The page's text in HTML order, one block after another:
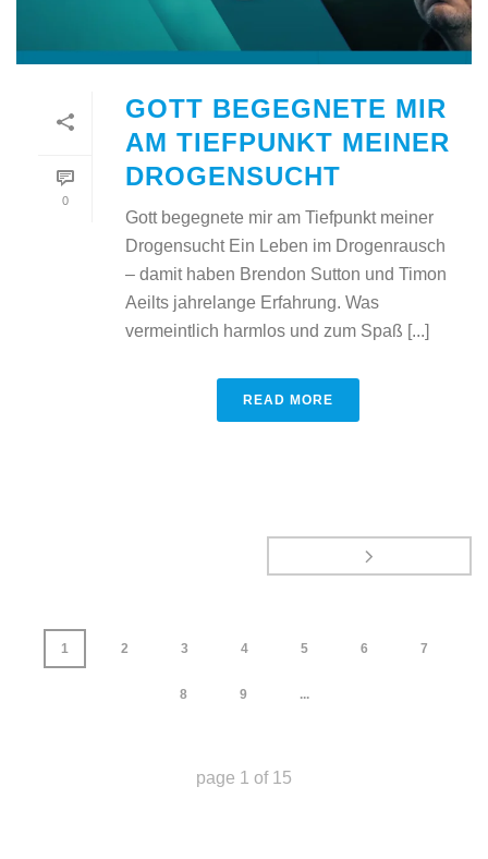
0
GOTT BEGEGNETE MIR
AM TIEFPUNKT MEINER
DROGENSUCHT
Gott begegnete mir am Tiefpunkt meiner
Drogensucht Ein Leben im Drogenrausch
– damit haben Brendon Sutton und Timon
Aeilts jahrelange Erfahrung. Was
vermeintlich harmlos und zum Spaß [...]
READ MORE
1 2 3 4 5 6 7
8 9 ...
page 1 of 15